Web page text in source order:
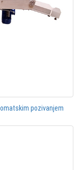
pozivanjem